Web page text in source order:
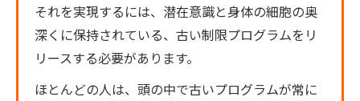
それを実現するには、潜在意識と身体の細胞の奥
深くに保持されている、古い制限プログラムをリ
リースする必要があります。
ほとんどの人は、頭の中で古いプログラムが常に